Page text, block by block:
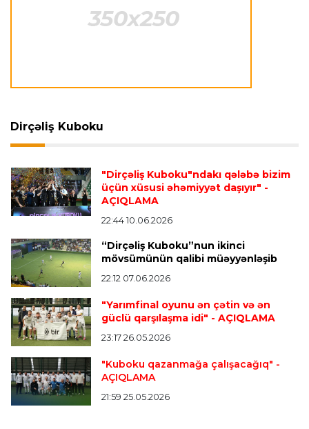
23:26 05.08.2026
FİA rəsmisi "Formula 1" pilotlarının narazılığına
İspaniya L.L. 23:17 05.08.2026
Vinisius "Real Madrid"lə bağlı bütün
paylaşımlarını sildi- FOTO
Çempionlar liqası 23:13 05.08.2026
"Sabah" Danimarkadan məğlubiyyətlə qayıdır
Dünya çempionatı
"İnfantino istefa verməlidir"
Transfer 22:58 05.08.2026
Dirçəliş Kuboku
"Dirçəliş Kuboku"ndakı qələbə bizim
üçün xüsusi əhəmiyyət daşıyır" -
AÇIQLAMA
22:44 10.06.2026
“Dirçəliş Kuboku”nun ikinci
mövsümünün qalibi müəyyənləşib
22:12 07.06.2026
"Yarımfinal oyunu ən çətin və ən
güclü qarşılaşma idi" - AÇIQLAMA
23:17 26.05.2026
"Kuboku qazanmağa çalışacağıq" -
AÇIQLAMA
21:59 25.05.2026